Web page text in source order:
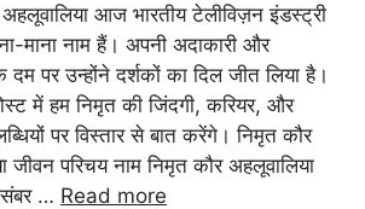
आज भारतीय टेलीविज़न इंडस्ट्री
माना नाम हैं। अपनी अदाकारी और
पर उन्होंने दर्शकों का दिल जीत लिया है।
में हम निमृत की जिंदगी, करियर, और
पर विस्तार से बात करेंगे। निमृत कौर
जीवन परिचय नाम निमृत कौर अहलूवालिया
… Read more